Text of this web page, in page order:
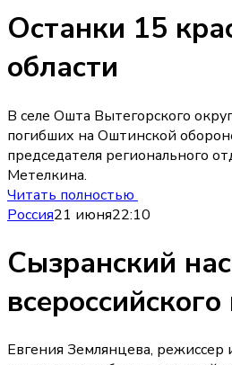
Останки 15
области
В селе Ошта Вытегорского
погибших на Оштинской
председателя регионального
Метелкина.
Читать полностью
Россия21 июня22:10
Сызранский
Евгения Землянцева,